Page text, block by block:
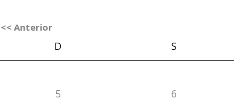
<< Anterior
D S
5
6